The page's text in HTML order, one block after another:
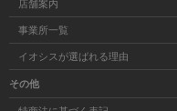
店舗案内
事業所一覧
イオシスが選ばれる理由
その他